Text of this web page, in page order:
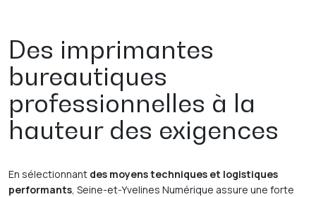
Des imprimantes
bureautiques
professionnelles à la
hauteur des exigences
En sélectionnant des moyens techniques et logistiques
performants , Seine-et-Yvelines Numérique assure une forte